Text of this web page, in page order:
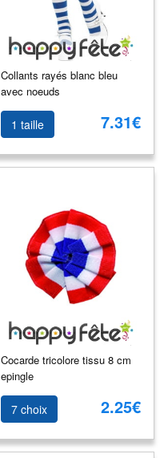
Collants rayés blanc bleu
avec noeuds
1 taille 7.31€
Cocarde tricolore tissu 8 cm
epingle
7 choix 2.25€